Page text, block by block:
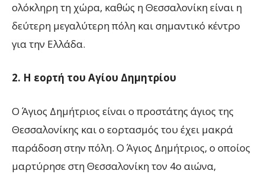
ολόκληρη τη χώρα, καθώς η Θεσσαλονίκη είναι η
δεύτερη μεγαλύτερη πόλη και σημαντικό κέντρο
για την Ελλάδα.
2. Η εορτή του Αγίου Δημητρίου
Ο Άγιος Δημήτριος είναι ο προστάτης άγιος της
Θεσσαλονίκης και ο εορτασμός του έχει μακρά
παράδοση στην πόλη. Ο Άγιος Δημήτριος, ο οποίος
μαρτύρησε στη Θεσσαλονίκη τον 4ο αιώνα,